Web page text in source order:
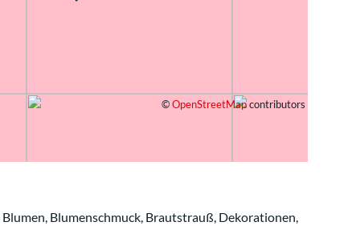
©OpenStreetMapcontributors
Blumenschmuck, Brautstrauß, Dekorationen,